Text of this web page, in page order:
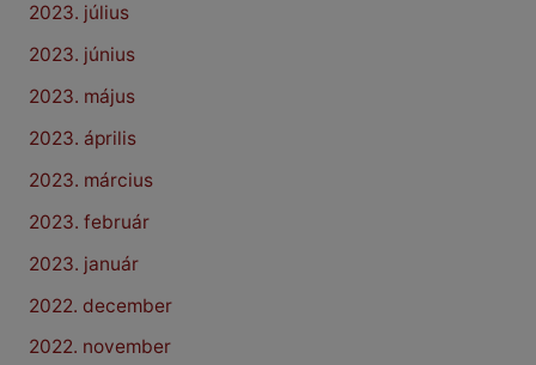
2023. július
2023. június
2023. május
2023. április
2023. március
2023. február
2023. január
2022. december
2022. november